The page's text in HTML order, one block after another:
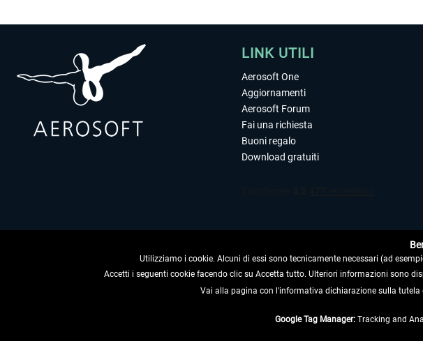
LINK UTILI
Aerosoft One
Aggiornamenti
Aerosoft Forum
Fai una richiesta
Buoni regalo
Download gratuiti
RECEDERE DAL CONTRATTO
Utilizziamo i cookie. Alcuni di essi sono tecnicamente necessari (ad
Accetti i seguenti cookie facendo clic su Accetta tutto. Ulteriori informazioni sono
Vai alla pagina con l'informativa dichiarazione sulla tutela
Google Tag Manager: Tracking and